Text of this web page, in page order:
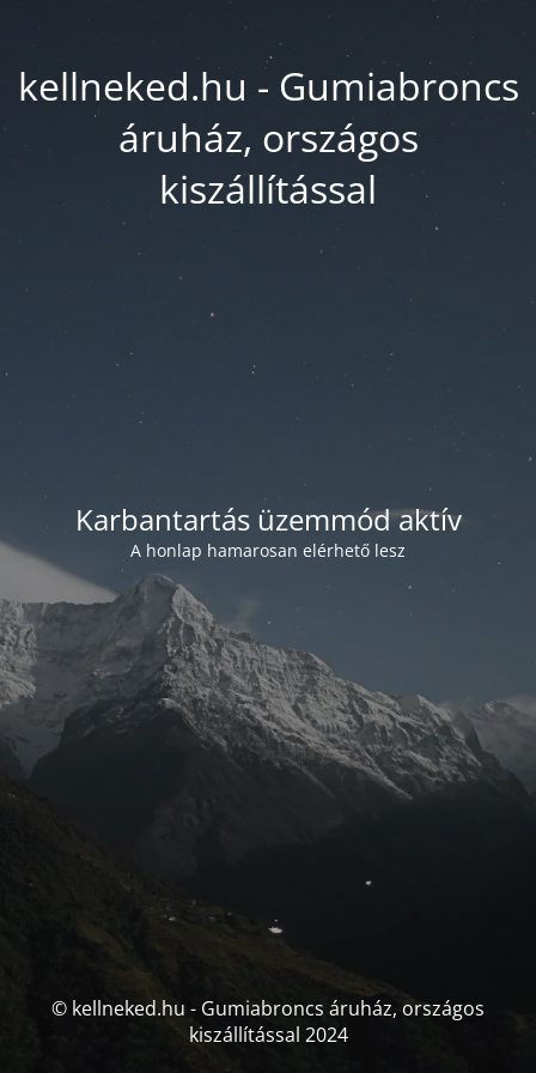
kellneked.hu - Gumiabroncs
áruház, országos
kiszállítással
Karbantartás üzemmód aktív
A honlap hamarosan elérhető lesz
© kellneked.hu - Gumiabroncs áruház, országos
kiszállítással 2024